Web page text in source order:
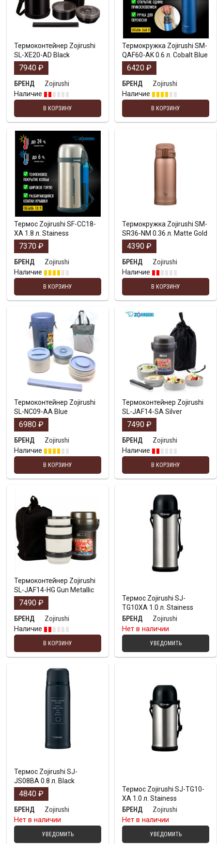
Термоконтейнер Zojirushi
SL-XE20-AD Black
7940 ₽
БРЕНД
Zojirushi
Наличие
В КОРЗИНУ
Термокружка Zojirushi SM-
QAF60-AK 0.6 л. Cobalt Blue
6420 ₽
БРЕНД
Zojirushi
Наличие
В КОРЗИНУ
Термос Zojirushi SF-CC18-
XA 1.8 л. Stainess
7370 ₽
БРЕНД
Zojirushi
Наличие
В КОРЗИНУ
Термокружка Zojirushi SM-
SR36-NM 0.36 л. Matte Gold
4390 ₽
БРЕНД
Zojirushi
Наличие
В КОРЗИНУ
Термоконтейнер Zojirushi
SL-NC09-AA Blue
6980 ₽
БРЕНД
Zojirushi
Наличие
В КОРЗИНУ
Термоконтейнер Zojirushi
SL-JAF14-SA Silver
7490 ₽
БРЕНД
Zojirushi
Наличие
В КОРЗИНУ
Термоконтейнер Zojirushi
SL-JAF14-HG Gun Metallic
7490 ₽
БРЕНД
Zojirushi
Наличие
В КОРЗИНУ
Термос Zojirushi SJ-
TG10XA 1.0 л. Stainess
БРЕНД
Zojirushi
Нет в наличии
УВЕДОМИТЬ
Термос Zojirushi SJ-
JS08BA 0.8 л. Black
4840 ₽
БРЕНД
Zojirushi
Нет в наличии
УВЕДОМИТЬ
Термос Zojirushi SJ-TG10-
XA 1.0 л. Stainess
БРЕНД
Zojirushi
Нет в наличии
УВЕДОМИТЬ